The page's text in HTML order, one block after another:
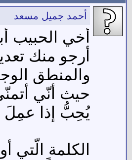
أحمد جميل مسعد
أخي الحبيب
أرجو منك
والمنطق
حيث أنّي
يُحِبُّ إذا عمِلَ
الكلمة الّتي